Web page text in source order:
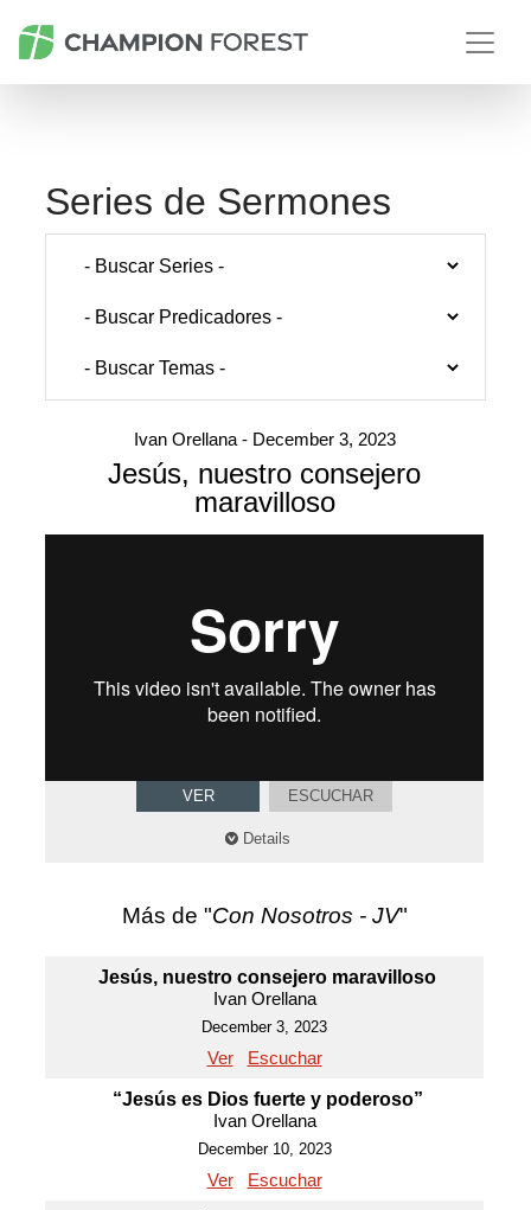
Series de Sermones
Ivan Orellana - December 3, 2023
Jesús, nuestro consejero
maravilloso
VER ESCUCHAR
Details
Más de "Con Nosotros - JV"
Jesús, nuestro consejero maravilloso
Ivan Orellana
December 3, 2023
Ver Escuchar
“Jesús es Dios fuerte y poderoso”
Ivan Orellana
December 10, 2023
Ver Escuchar